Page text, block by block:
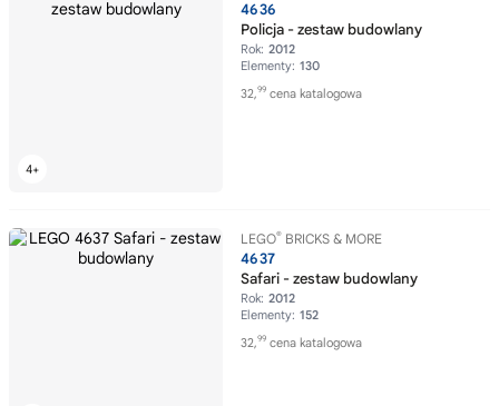
4636
Policja - zestaw budowlany
Rok: 2012
Elementy: 130
32,99 cena katalogowa
LEGO® BRICKS & MORE
4637
Safari - zestaw budowlany
Rok: 2012
Elementy: 152
32,99 cena katalogowa